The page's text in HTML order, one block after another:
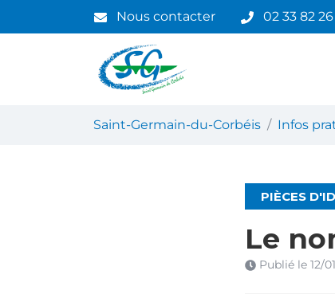
au
Nous contacter 02 33 82
Saint-Germain-du-
Saint-Germain-du-Corbéis Infos
PIÈCES
Le
Publié le 12/